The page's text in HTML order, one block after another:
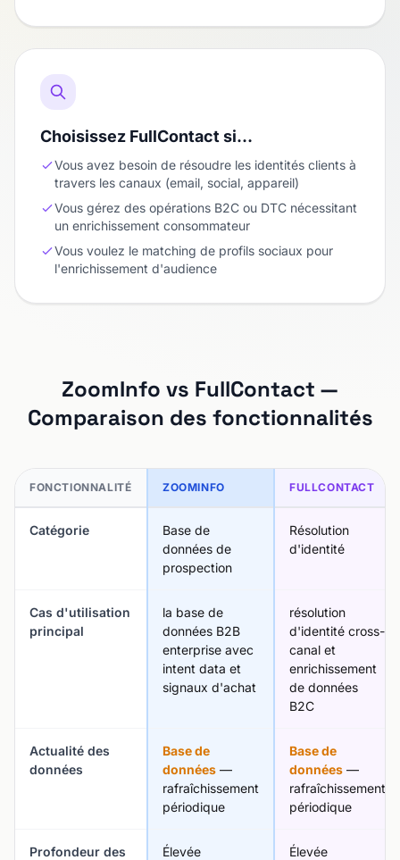
Choisissez FullContact si…
Vous avez besoin de résoudre les identités clients à
travers les canaux (email, social, appareil)
Vous gérez des opérations B2C ou DTC nécessitant
un enrichissement consommateur
Vous voulez le matching de profils sociaux pour
l'enrichissement d'audience
ZoomInfo vs FullContact —
Comparaison des fonctionnalités
FONCTIONNALITÉ ZOOMINFO FULLCONTACT
Catégorie
Base de
données de
prospection
Résolution
d'identité
Cas d'utilisation
principal
la base de
données B2B
enterprise avec
intent data et
signaux d'achat
résolution
d'identité cross-
canal et
enrichissement
de données
B2C
Actualité des
données
Base de
données —
rafraîchissement
périodique
Base de
données —
rafraîchissement
périodique
Profondeur des
Élevée Élevée